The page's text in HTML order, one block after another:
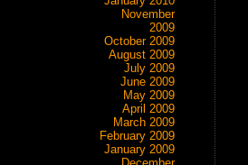
November
2009
October 2009
August 2009
July 2009
June 2009
May 2009
April 2009
March 2009
February 2009
January 2009